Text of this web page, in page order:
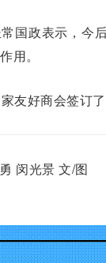
国政表示，今
用。
友好商会签订了
闵光景 文/图